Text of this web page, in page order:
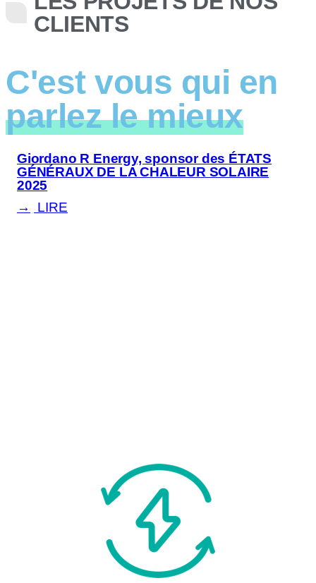
CLIENTS
C'est vous qui en
parlez le mieux
Giordano R Energy, sponsor des ÉTATS
GÉNÉRAUX DE LA CHALEUR SOLAIRE
2025
LIRE